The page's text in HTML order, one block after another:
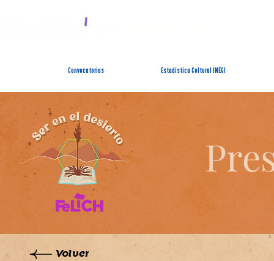
Convocatorias Estadística Cultural INEGI
Volver